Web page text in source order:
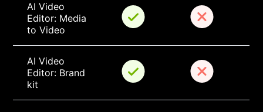
AI Video
Editor: Media
to Video
AI Video
Editor: Brand
kit